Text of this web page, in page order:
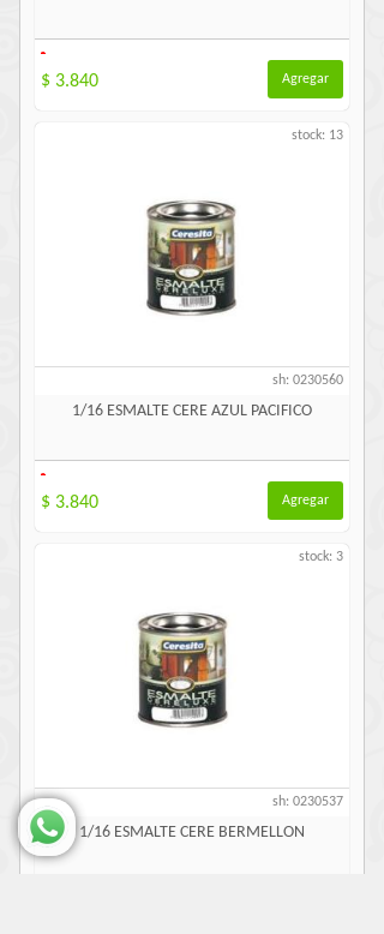
-
$ 3.840 Agregar
stock: 13
sh: 0230560
1/16 ESMALTE CERE AZUL PACIFICO
-
$ 3.840 Agregar
stock: 3
sh: 0230537
1/16 ESMALTE CERE BERMELLON